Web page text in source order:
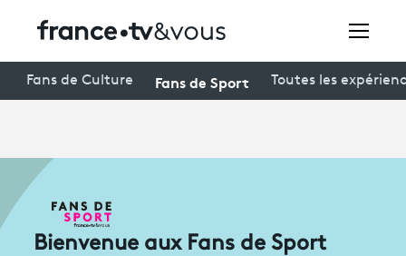
Creators
À la une
Fans de Culture Fans de Sport Toutes les
Bienvenue aux Fans de Sport